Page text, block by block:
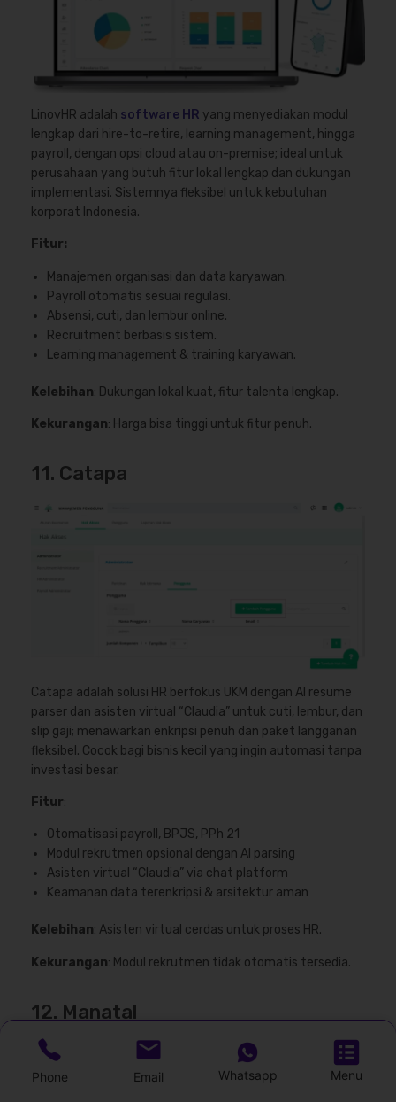
LinovHR adalah software HR yang menyediakan modul
lengkap dari hire-to-retire, learning management, hingga
payroll, dengan opsi cloud atau on-premise; ideal untuk
perusahaan yang butuh fitur lokal lengkap dan dukungan
implementasi. Sistemnya fleksibel untuk kebutuhan
korporat Indonesia.
Fitur:
Manajemen organisasi dan data karyawan.
Payroll otomatis sesuai regulasi.
Absensi, cuti, dan lembur online.
Recruitment berbasis sistem.
Learning management & training karyawan.
Kelebihan: Dukungan lokal kuat, fitur talenta lengkap.
Kekurangan: Harga bisa tinggi untuk fitur penuh.
11. Catapa
Catapa adalah solusi HR berfokus UKM dengan AI resume
parser dan asisten virtual “Claudia” untuk cuti, lembur, dan
slip gaji; menawarkan enkripsi penuh dan paket langganan
fleksibel. Cocok bagi bisnis kecil yang ingin automasi tanpa
investasi besar.
Fitur:
Otomatisasi payroll, BPJS, PPh 21
Modul rekrutmen opsional dengan AI parsing
Asisten virtual “Claudia” via chat platform
Keamanan data terenkripsi & arsitektur aman
Kelebihan: Asisten virtual cerdas untuk proses HR.
Kekurangan: Modul rekrutmen tidak otomatis tersedia.
12. Manatal
Phone Email Whatsapp Menu